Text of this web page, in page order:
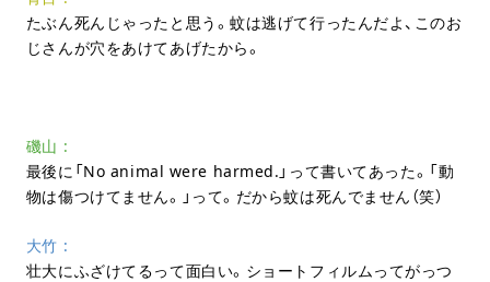
たぶん死んじゃったと思う。蚊は逃げて行ったんだよ、このお
じさんが穴をあけてあげたから。
磯山
最後に「No animal were harmed. 」って書いてあった。「動
物は傷つけてません。」って。だから蚊は死んでません（笑）
大竹
壮大にふざけてるって面白い。ショートフィルムってがっつ